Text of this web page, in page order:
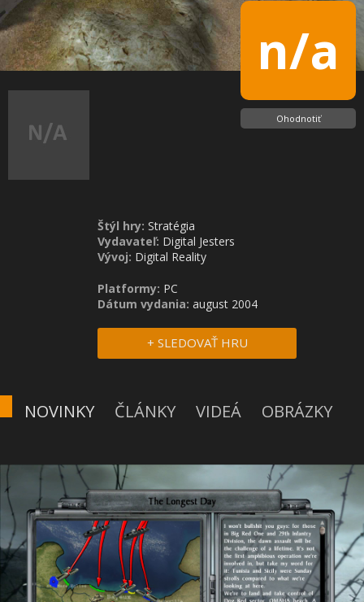
n/a
Ohodnotiť
Štýl hry: Stratégia
Vydavateľ: Digital Jesters
Vývoj: Digital Reality
Platformy: PC
Dátum vydania: august 2004
+ SLEDOVAŤ HRU
NOVINKY ČLÁNKY VIDEÁ OBRÁZKY